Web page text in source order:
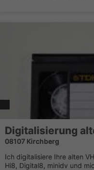
Digitalisierung
08107 Kirchberg
Ich digitalisiere Ihre alten
Hi8, Digital8, minidv und